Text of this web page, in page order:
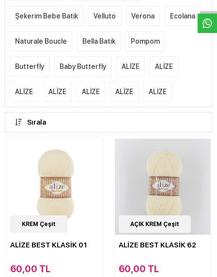
Şekerim Bebe Batik Velluto Verona Ecolana
Naturale Boucle Bella Batik Pompom
Butterfly Baby Butterfly ALİZE ALİZE
ALİZE ALİZE ALİZE ALİZE ALİZE
Sırala
9Çeşit
KREM Çeşit
ALİZE BEST KLASİK 01
60,00 TL
9Çeşit
AÇIK KREM Çeşit
ALİZE BEST KLASİK 62
60,00 TL